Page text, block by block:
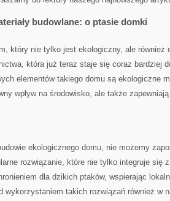
budowlane: o ptasie domki
który nie tylko​ jest ⁢ekologiczny, ⁤ale również
która już teraz ⁣staje ⁣się​ coraz bardziej
elementów takiego​ domu są ekologiczne
wpływ na środowisko, ale także
​ekologicznego‌ domu, nie możemy⁤
rozwiązanie, które nie tylko integruje się⁣
dla dzikich‌ ptaków, wspierając
wykorzystaniem ‌takich​ rozwiązań ​również w